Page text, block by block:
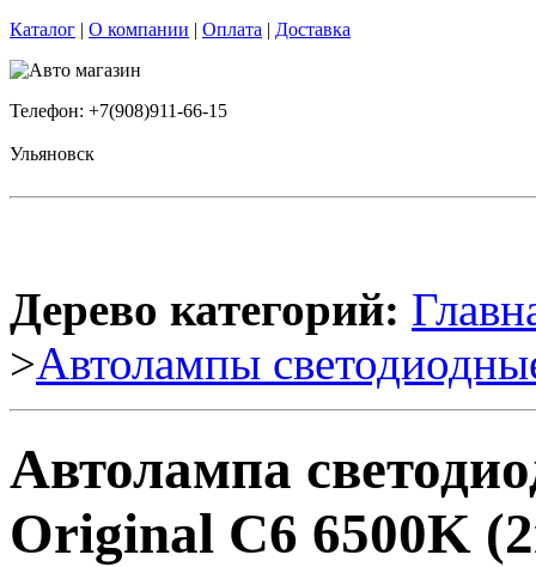
Каталог | О компании | Оплата | Доставка
Телефон: +7(908)911-66-15
Ульяновск
Дерево категорий:
>Автолампы
Автолампа
Original C6 6500K